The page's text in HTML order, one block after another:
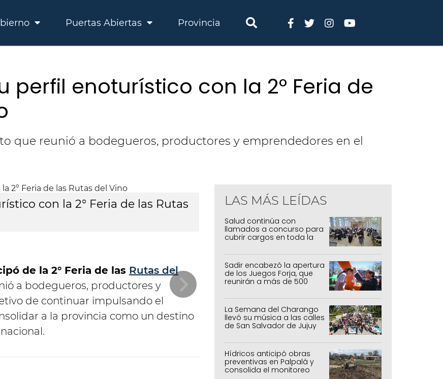
Puertas Abiertas Provincia
perfil enoturístico con la 2° Feria de
que reunió a bodegueros, productores y emprendedores en el
con la 2° Feria de las Rutas
Jujuy fortalece su perfil enoturístico con
del Vino
de la 2° Feria de las Rutas del
a bodegueros, productores y
de continuar impulsando el
a la provincia como un destino
LAS MÁS LEÍDAS
Salud continúa con
llamados a concurso para
cubrir cargos en toda la
Sadir encabezó la apertura
de los Juegos Forja, que
reunirán a más de 500
La Semana del Charango
llevó su música a las calles
de San Salvador de Jujuy
Hídricos anticipó obras
preventivas en Palpalá y
consolida el monitoreo